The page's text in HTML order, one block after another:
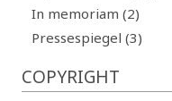
In memoriam (2)
Pressespiegel (3)
COPYRIGHT